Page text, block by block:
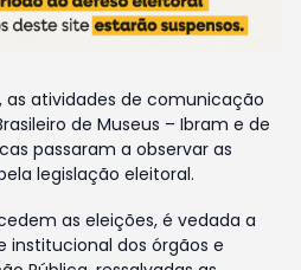
as atividades de comunicação
de Museus – Ibram e de
passaram a observar as
legislação eleitoral.
as eleições, é vedada a
institucional dos órgãos e